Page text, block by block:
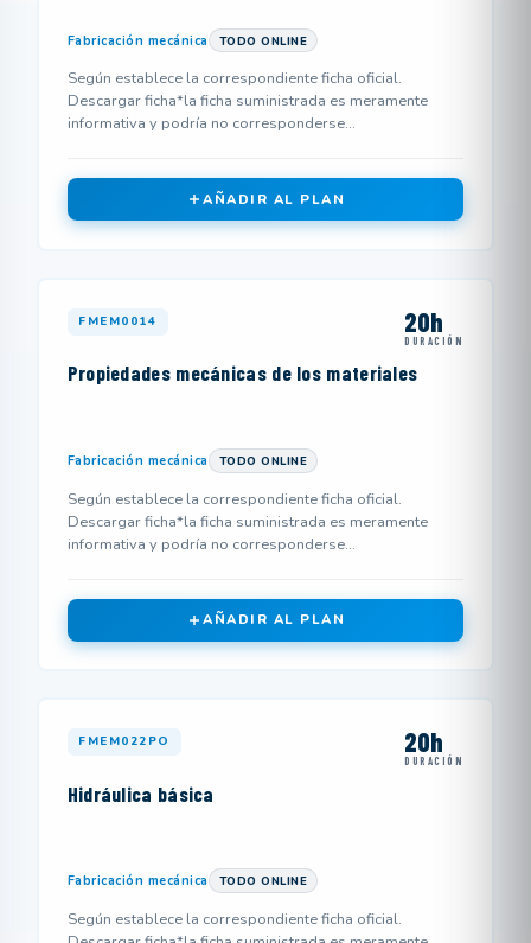
Fabricación mecánica TODO ONLINE
Según establece la correspondiente ficha oficial.
Descargar ficha*la ficha suministrada es meramente
informativa y podría no corresponderse...
AÑADIR AL PLAN
FMEM0014 20h
DURACIÓN
Propiedades mecánicas de los materiales
Fabricación mecánica TODO ONLINE
Según establece la correspondiente ficha oficial.
Descargar ficha*la ficha suministrada es meramente
informativa y podría no corresponderse...
AÑADIR AL PLAN
FMEM022PO 20h
DURACIÓN
Hidráulica básica
Fabricación mecánica TODO ONLINE
Según establece la correspondiente ficha oficial.